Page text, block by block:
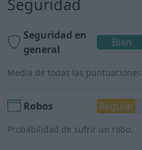
Seguridad en
general
Bien
Media de todas las
Robos Regular
Probabilidad de sufrir un robo.